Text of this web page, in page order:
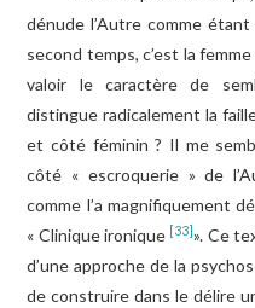
dénude l’Autre comme
second temps, c’est la
valoir le caractère de
distingue radicalement la
et côté féminin ? Il me
côté « escroquerie » de
comme l’a magnifiquement
« Clinique ironique [33]». Ce
d’une approche de la
de construire dans le délire